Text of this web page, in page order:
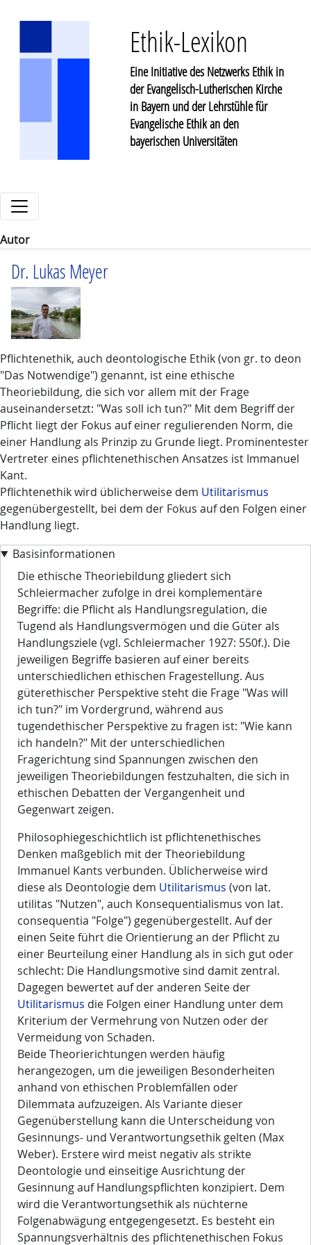
Ethik-Lexikon
Eine Initiative des Netzwerks Ethik in
der Evangelisch-Lutherischen Kirche
in Bayern und der Lehrstühle für
Evangelische Ethik an den
bayerischen Universitäten
Autor
Dr. Lukas Meyer
Pflichtenethik, auch deontologische Ethik (von gr. to deon
"Das Notwendige") genannt, ist eine ethische
Theoriebildung, die sich vor allem mit der Frage
auseinandersetzt: "Was soll ich tun?" Mit dem Begriff der
Pflicht liegt der Fokus auf einer regulierenden Norm, die
einer Handlung als Prinzip zu Grunde liegt. Prominentester
Vertreter eines pflichtenethischen Ansatzes ist Immanuel
Kant.
Pflichtenethik wird üblicherweise dem Utilitarismus
gegenübergestellt, bei dem der Fokus auf den Folgen einer
Handlung liegt.
Basisinformationen
Die ethische Theoriebildung gliedert sich
Schleiermacher zufolge in drei komplementäre
Begriffe: die Pflicht als Handlungsregulation, die
Tugend als Handlungsvermögen und die Güter als
Handlungsziele (vgl. Schleiermacher 1927: 550f.). Die
jeweiligen Begriffe basieren auf einer bereits
unterschiedlichen ethischen Fragestellung. Aus
güterethischer Perspektive steht die Frage "Was will
ich tun?" im Vordergrund, während aus
tugendethischer Perspektive zu fragen ist: "Wie kann
ich handeln?" Mit der unterschiedlichen
Fragerichtung sind Spannungen zwischen den
jeweiligen Theoriebildungen festzuhalten, die sich in
ethischen Debatten der Vergangenheit und
Gegenwart zeigen.
Philosophiegeschichtlich ist pflichtenethisches
Denken maßgeblich mit der Theoriebildung
Immanuel Kants verbunden. Üblicherweise wird
diese als Deontologie dem Utilitarismus (von lat.
utilitas "Nutzen", auch Konsequentialismus von lat.
consequentia "Folge") gegenübergestellt. Auf der
einen Seite führt die Orientierung an der Pflicht zu
einer Beurteilung einer Handlung als in sich gut oder
schlecht: Die Handlungsmotive sind damit zentral.
Dagegen bewertet auf der anderen Seite der
Utilitarismus die Folgen einer Handlung unter dem
Kriterium der Vermehrung von Nutzen oder der
Vermeidung von Schaden.
Beide Theorierichtungen werden häufig
herangezogen, um die jeweiligen Besonderheiten
anhand von ethischen Problemfällen oder
Dilemmata aufzuzeigen. Als Variante dieser
Gegenüberstellung kann die Unterscheidung von
Gesinnungs- und Verantwortungsethik gelten (Max
Weber). Erstere wird meist negativ als strikte
Deontologie und einseitige Ausrichtung der
Gesinnung auf Handlungspflichten konzipiert. Dem
wird die Verantwortungsethik als nüchterne
Folgenabwägung entgegengesetzt. Es besteht ein
Spannungsverhältnis des pflichtenethischen Fokus